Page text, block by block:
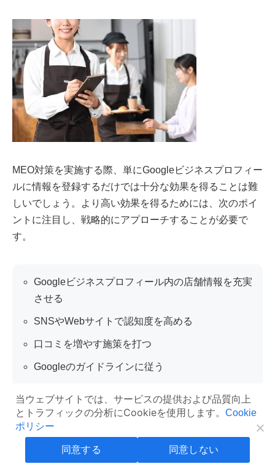
MEO対策を実施する際、単にGoogleビジネスプロフィー
ルに情報を登録するだけでは十分な効果を得ることは難
しいでしょう。より高い効果を得るためには、次のポイ
ントに注目し、戦略的にアプローチすることが必要で
す。
Googleビジネスプロフィール内の店舗情報を充実
させる
SNSやWebサイトで認知度を高める
口コミを増やす施策を打つ
Googleのガイドラインに従う
ここでは、MEO対策の効果を最大化するための主要なポ
イントについて解説します。
当ウェブサイトでは、サービスの提供および品質向上
とトラフィックの分析にCookieを使用します。 Cookie
ポリシー
同意する 同意しない